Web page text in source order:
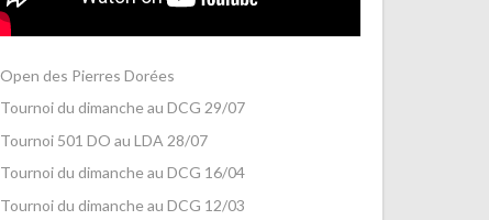
Open des Pierres Dorées
Tournoi du dimanche au DCG 29/07
Tournoi 501 DO au LDA 28/07
Tournoi du dimanche au DCG 16/04
Tournoi du dimanche au DCG 12/03